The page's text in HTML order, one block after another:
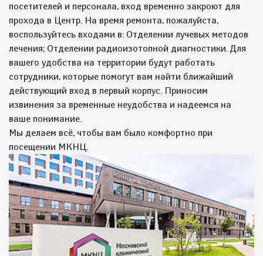
посетителей и персонала, вход временно закроют для
прохода в Центр. На время ремонта, пожалуйста,
воспользуйтесь входами в: Отделении лучевых методов
лечения; Отделении радиоизотопной диагностики. Для
вашего удобства на территории будут работать
сотрудники, которые помогут вам найти ближайший
действующий вход в первый корпус. Приносим
извинения за временные неудобства и надеемся на
ваше понимание.
Мы делаем всё, чтобы вам было комфортно при
посещении МКНЦ.